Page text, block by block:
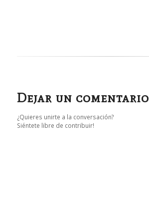
Dejar un comentario
¿Quieres unirte a la conversación?
Siéntete libre de contribuir!